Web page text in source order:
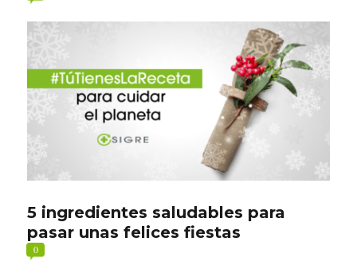
5 ingredientes saludables para
pasar unas felices fiestas
0